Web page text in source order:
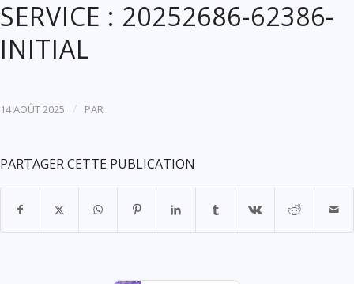
SERVICE : 20252686-62386-
INITIAL
14 AOÛT 2025 / PAR
PARTAGER CETTE PUBLICATION